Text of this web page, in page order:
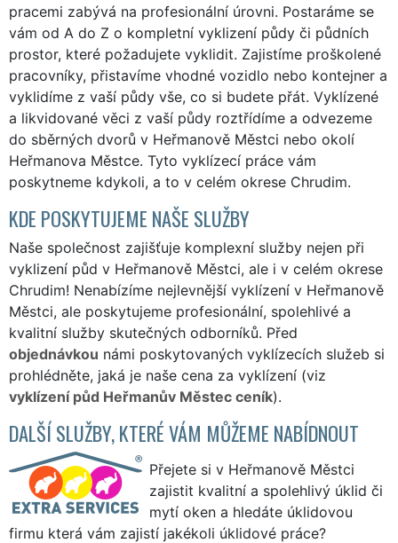
pracemi zabývá na profesionální úrovni. Postaráme se
vám od A do Z o kompletní vyklizení půdy či půdních
prostor, které požadujete vyklidit. Zajistíme proškolené
pracovníky, přistavíme vhodné vozidlo nebo kontejner a
vyklidíme z vaší půdy vše, co si budete přát. Vyklízené
a likvidované věci z vaší půdy roztřídíme a odvezeme
do sběrných dvorů v Heřmanově Městci nebo okolí
Heřmanova Městce. Tyto vyklízecí práce vám
poskytneme kdykoli, a to v celém okrese Chrudim.
KDE POSKYTUJEME NAŠE SLUŽBY
Naše společnost zajišťuje komplexní služby nejen při
vyklizení půd v Heřmanově Městci, ale i v celém okrese
Chrudim! Nenabízíme nejlevnější vyklízení v Heřmanově
Městci, ale poskytujeme profesionální, spolehlivé a
kvalitní služby skutečných odborníků. Před
objednávkou námi poskytovaných vyklízecích služeb si
prohlédněte, jaká je naše cena za vyklízení (viz
vyklízení půd Heřmanův Městec ceník).
DALŠÍ SLUŽBY, KTERÉ VÁM MŮŽEME NABÍDNOUT
Přejete si v Heřmanově Městci
zajistit kvalitní a spolehlivý úklid či
mytí oken a hledáte úklidovou
firmu která vám zajistí jakékoli úklidové práce?